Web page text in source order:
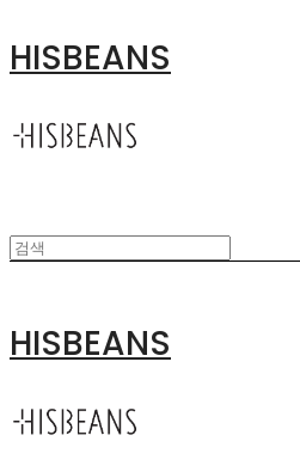
HISBEANS
HISBEANS